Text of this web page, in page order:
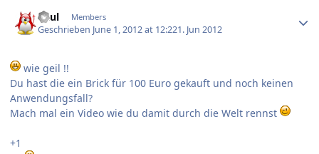
Paul Members
Geschrieben June 1, 2012 at 12:221. Jun 2012
wie geil !!
Du hast die ein Brick für 100 Euro gekauft und noch keinen
Anwendungsfall?
Mach mal ein Video wie du damit durch die Welt rennst
+1